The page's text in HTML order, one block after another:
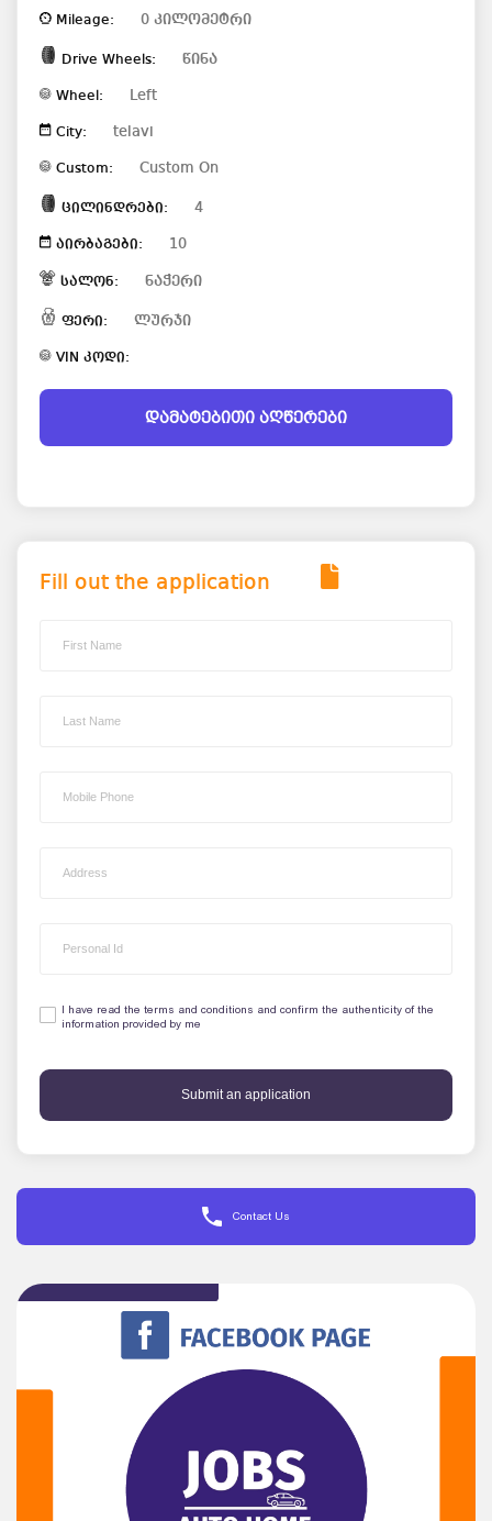
Mileage: 0 კილომეტრი
Drive Wheels: წინა
Wheel: Left
City: telavi
Custom: Custom On
ცილინდრები: 4
აირბაგები: 10
სალონ: ნაჭერი
ფერი: ლურჯი
VIN კოდი:
დამატებითი აღწერები
Fill out the application
I have read the terms and conditions and confirm the authenticity of the
information provided by me
Submit an application
Contact Us